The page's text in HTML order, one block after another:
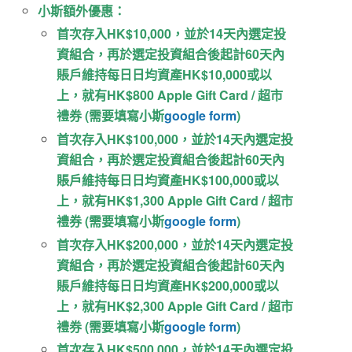
小斯額外優惠：
首次存入HK$10,000，並於14天內選定投
資組合，再於選定投資組合後起計60天內
賬戶維持每日日均資產HK$10,000或以
上，就有HK$800 Apple Gift Card / 超市
禮券 (需要填寫小斯google form)
首次存入HK$100,000，並於14天內選定投
資組合，再於選定投資組合後起計60天內
賬戶維持每日日均資產HK$100,000或以
上，就有HK$1,300 Apple Gift Card / 超市
禮券 (需要填寫小斯google form)
首次存入HK$200,000，並於14天內選定投
資組合，再於選定投資組合後起計60天內
賬戶維持每日日均資產HK$200,000或以
上，就有HK$2,300 Apple Gift Card / 超市
禮券 (需要填寫小斯google form)